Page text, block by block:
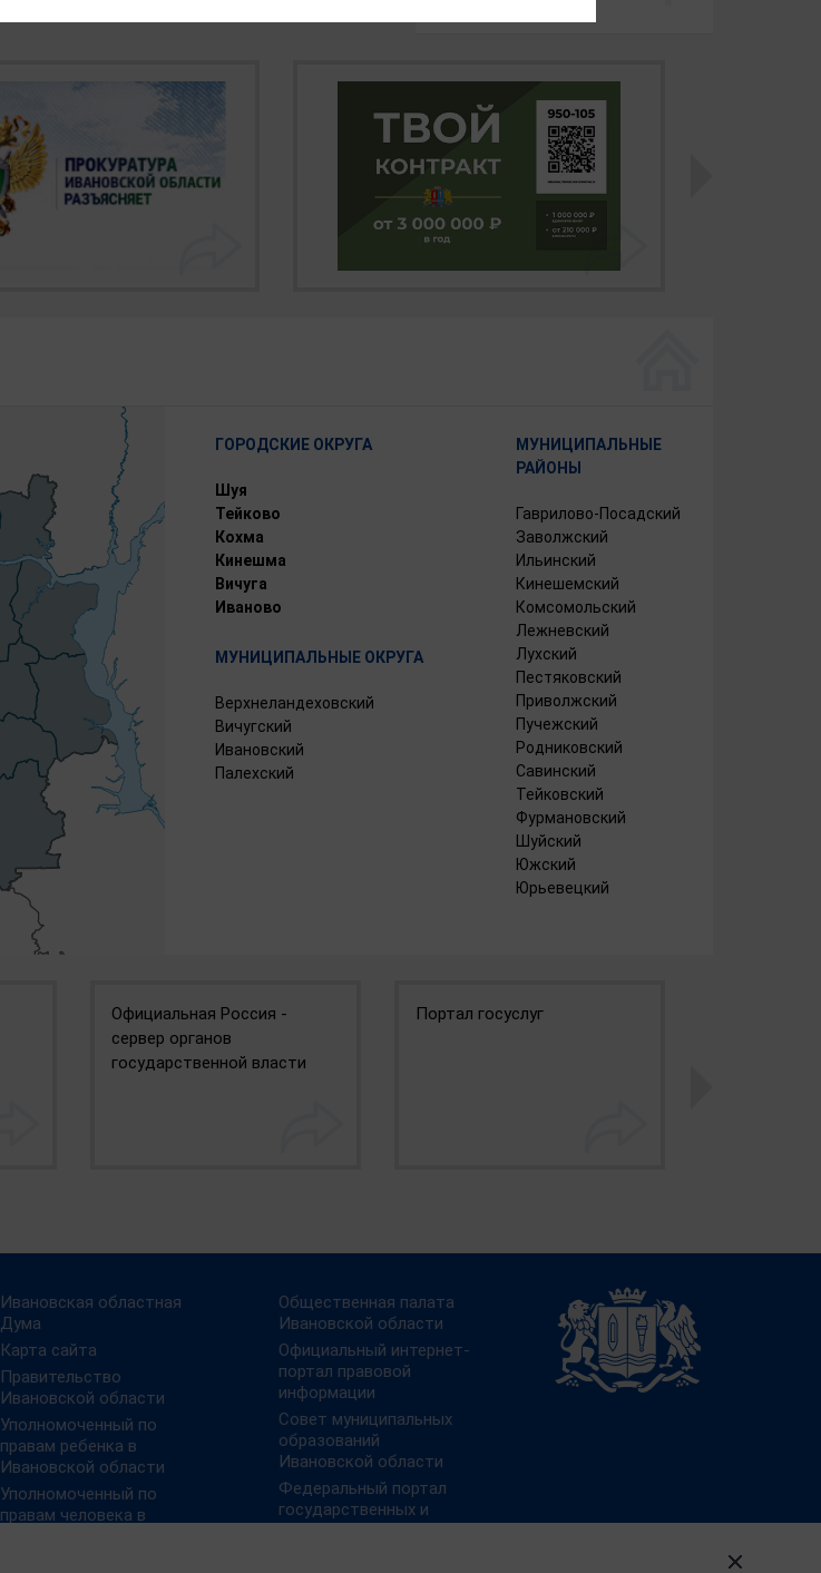
ГОРОДСКИЕ ОКРУГА
Шуя
Тейково
Кохма
Кинешма
Вичуга
Иваново
МУНИЦИПАЛЬНЫЕ ОКРУГА
Верхнеландеховский
Вичугский
Ивановский
Палехский
МУНИЦИПАЛЬНЫЕ
РАЙОНЫ
Гаврилово-Посадский
Заволжский
Ильинский
Кинешемский
Комсомольский
Лежневский
Лухский
Пестяковский
Приволжский
Пучежский
Родниковский
Савинский
Тейковский
Фурмановский
Шуйский
Южский
Юрьевецкий
Официальная Россия -
сервер органов
государственной власти
Портал госуслуг
Ивановская областная
Дума
Карта сайта
Правительство
Ивановской области
Уполномоченный по
правам ребенка в
Ивановской области
Уполномоченный по
правам человека в
Общественная палата
Ивановской области
Официальный интернет-
портал правовой
информации
Совет муниципальных
образований
Ивановской области
Федеральный портал
государственных и